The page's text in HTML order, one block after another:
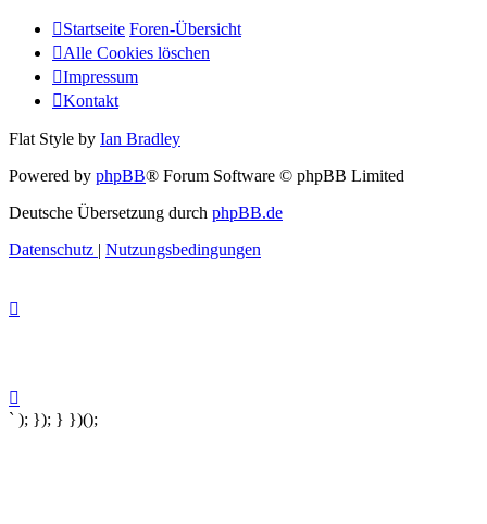
Startseite Foren-Übersicht
Alle Cookies löschen
Impressum
Kontakt
Flat Style by Ian Bradley
Powered by phpBB® Forum Software © phpBB Limited
Deutsche Übersetzung durch phpBB.de
Datenschutz | Nutzungsbedingungen
` ); }); } })();